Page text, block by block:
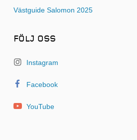
Västguide Salomon 2025
FÖLJ OSS
Instagram
Facebook
YouTube